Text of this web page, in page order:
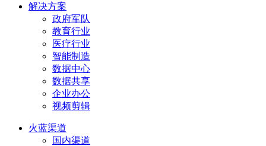
解决方案
政府军队
教育行业
医疗行业
智能制造
数据中心
数据共享
企业办公
视频剪辑
火蓝渠道
国内渠道